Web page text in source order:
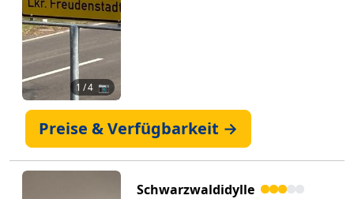
1 / 4 📷
Preise & Verfügbarkeit →
Schwarzwaldidylle